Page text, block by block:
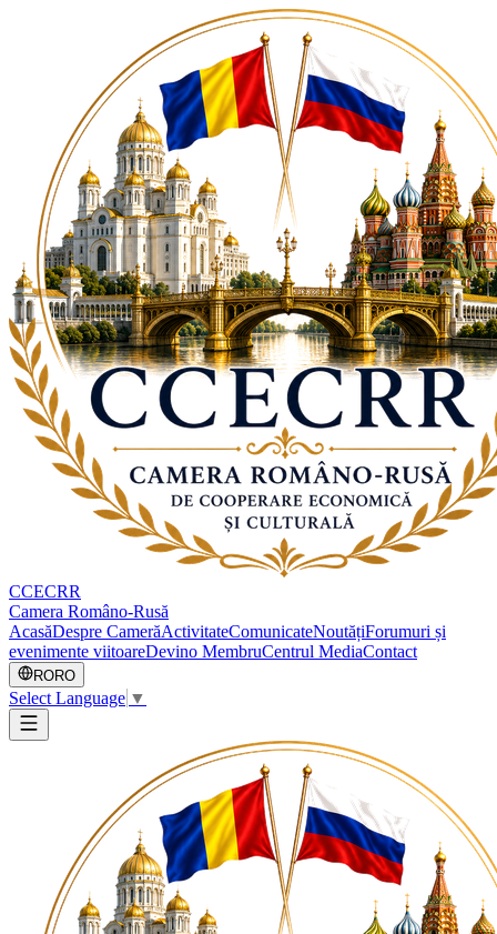
CCECRR
Camera Româno-Rusă
AcasăDespre CamerăActivitateComunicateNoutățiForumuri și
evenimente viitoareDevino MembruCentrul MediaContact
RORO
Select Language ▼